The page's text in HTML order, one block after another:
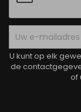
U kunt op elk
de
of